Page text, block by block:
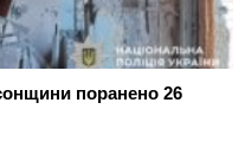
поранено 26